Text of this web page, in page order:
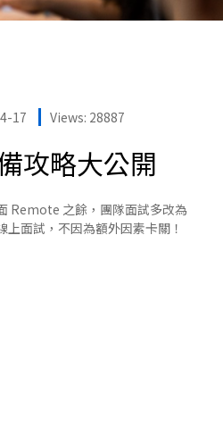
17 Views: 28887
攻略大公開
Remote 之餘，團隊面試多改為
面試，不因為額外因素卡關！